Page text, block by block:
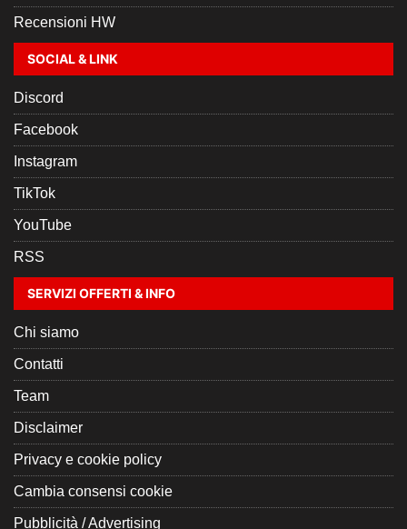
Recensioni HW
SOCIAL & LINK
Discord
Facebook
Instagram
TikTok
YouTube
RSS
SERVIZI OFFERTI & INFO
Chi siamo
Contatti
Team
Disclaimer
Privacy e cookie policy
Cambia consensi cookie
Pubblicità / Advertising